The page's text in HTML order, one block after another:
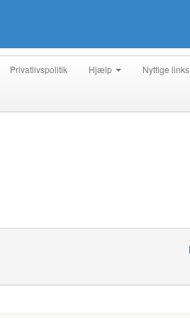
Privatlivspolitik Hjælp Nyttige links